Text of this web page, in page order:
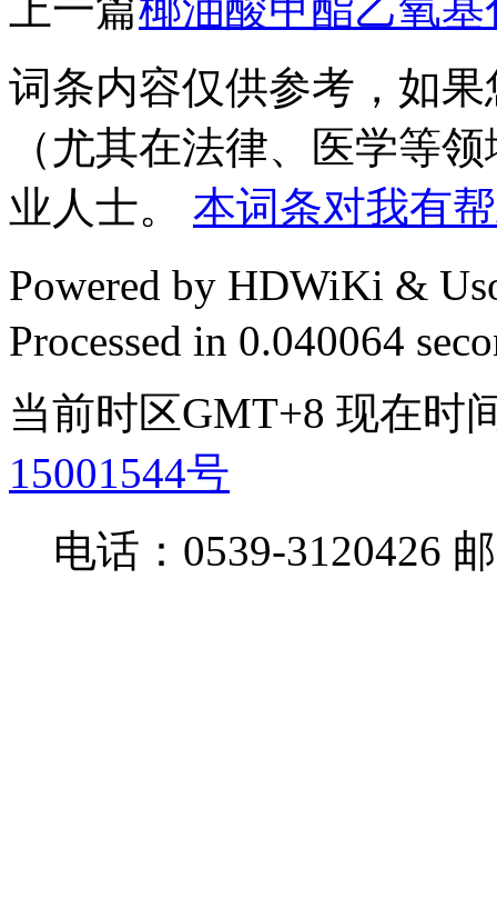
词条内容仅供参考，如
（尤其在法律、医学等
业人士。
本词条对我有
Powered by HDWiKi &
Processed in 0.040064
当前时区GMT+8 现在时
15001544号
电话：0539-3120426